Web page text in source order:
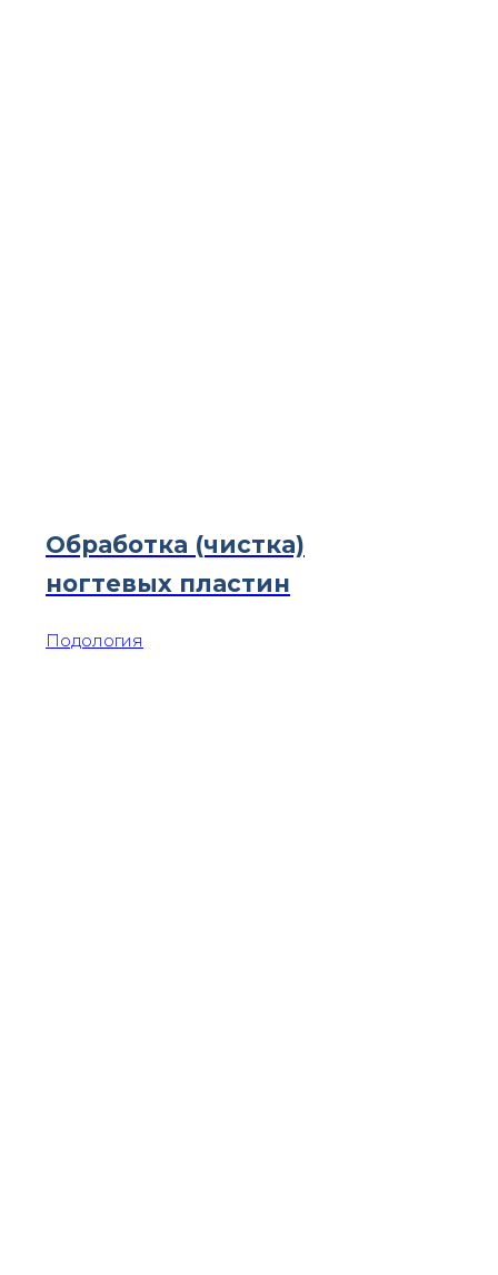
Обработка (чистка)
ногтевых пластин
Подология